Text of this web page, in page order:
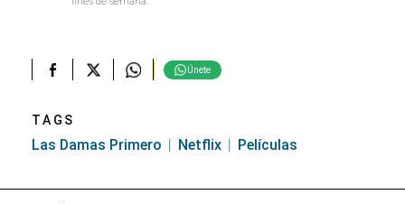
Únete
TAGS
Las Damas Primero Netflix Películas